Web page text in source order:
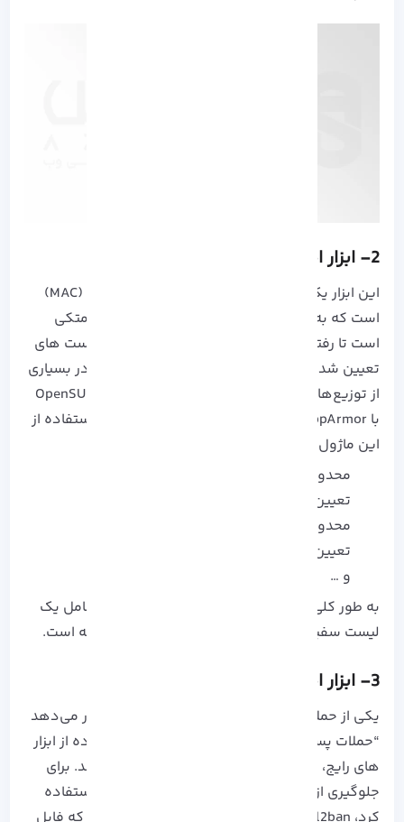
2- ابزار امنیتی AppArmor در لینوکس
این ابزار یک ماژول امنیتی اجباری کنترل دسترسی (MAC)
است که به ماژول در زیر سیستم امنیت لینوکس متکی
است تا رفتار برنامه های شخصی را با توجه به سیاست های
تعیین شده توسط مدیر سیستم محدود کند. اما در بسیاری
از توزیع‌های لینوکس مانند Debian ،Ubuntu و OpenSUSE
با AppArmor نصب شده اند که مدیر سیستم با استفاده از
این ماژول ها می‌تواند، موارد زیر را انجام دهد:
محدود کردن دسترسی به پرونده‌ ها
تعیین تعاملات بین فرایند‌ ها
محدود کرذن دسترسی به شبکه
تعیین ظرفیت برنامه‌ ها
و …
به طور کلی می‌توان گفت یک نمایه AppArmor شامل یک
لیست سفید از رفتار های قابل قبول برای هر برنامه است.
3- ابزار امنیتی Fail2ban در لینوکس
یکی از حملات مرسوم که سرور‌ها را مورد تاثیر قرار می‌دهد
“حملات پسورد” است، در این حمله، هکر با استفاده از ابزار
های رایج، تمام ترکیبات مختلف رمز را بررسی می‌کند. برای
جلوگیری از این حملات می‌ توان از ابزار Fail2ban استفاده